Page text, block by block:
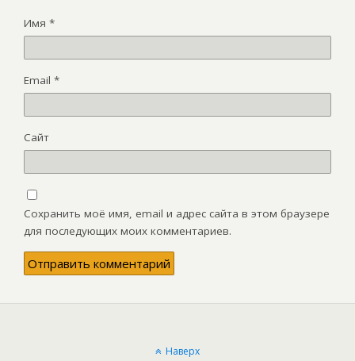
Имя *
Email *
Сайт
Сохранить моё имя, email и адрес сайта в этом браузере
для последующих моих комментариев.
Наверх